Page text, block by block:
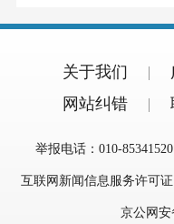
关于我们
网站纠错
举报电话：010-85341520
互联网新闻信息服务许可证
京公网安